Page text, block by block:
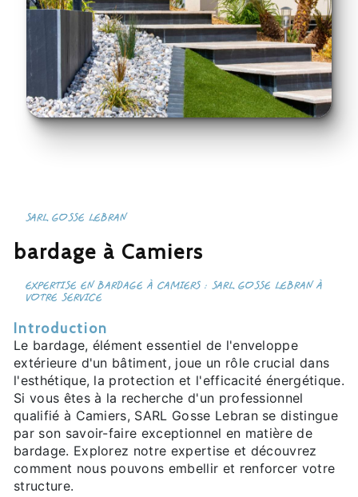
SARL GOSSE LEBRAN
bardage à Camiers
EXPERTISE EN BARDAGE À CAMIERS : SARL GOSSE LEBRAN À
VOTRE SERVICE
Introduction
Le bardage, élément essentiel de l'enveloppe
extérieure d'un bâtiment, joue un rôle crucial dans
l'esthétique, la protection et l'efficacité énergétique.
Si vous êtes à la recherche d'un professionnel
qualifié à Camiers, SARL Gosse Lebran se distingue
par son savoir-faire exceptionnel en matière de
bardage. Explorez notre expertise et découvrez
comment nous pouvons embellir et renforcer votre
structure.